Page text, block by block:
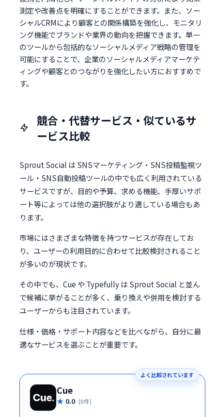
測定や改善点を明確にすることができます。また、ソー
シャルCRMにより顧客との関係構築を強化し、モニタリ
ング機能でブランドや業界の動向を把握できます。単一
のツールから包括的なソーシャルメディア戦略の管理を
可能にすることで、企業のソーシャルメディアマーケテ
ィングや顧客とのつながりを強化したい方におすすめで
す。
競合・代替サービス・似ているサ
ービス比較
Sprout Social は SNSマーケティング・SNS投稿監視ツ
ール・SNS自動投稿ツールの中でも広く利用されている
サービスですが、目的や予算、求める機能、手厚いサポ
ート等によっては他の選択肢がより適している場合もあ
ります。
市場にはさまざまな特徴を持つサービスが存在してお
り、ユーザーの利用目的に合わせて比較検討されること
が多いのが現状です。
その中でも、Cue や Typefully は Sprout Social と並ん
で候補に挙がることが多く、乗り換えや併用を検討する
ユーザーからも注目されています。
仕様・価格・サポート内容などを比べながら、自分に最
適なサービスを選ぶことが重要です。
よく比較されています
Cue
0.0 (0件)